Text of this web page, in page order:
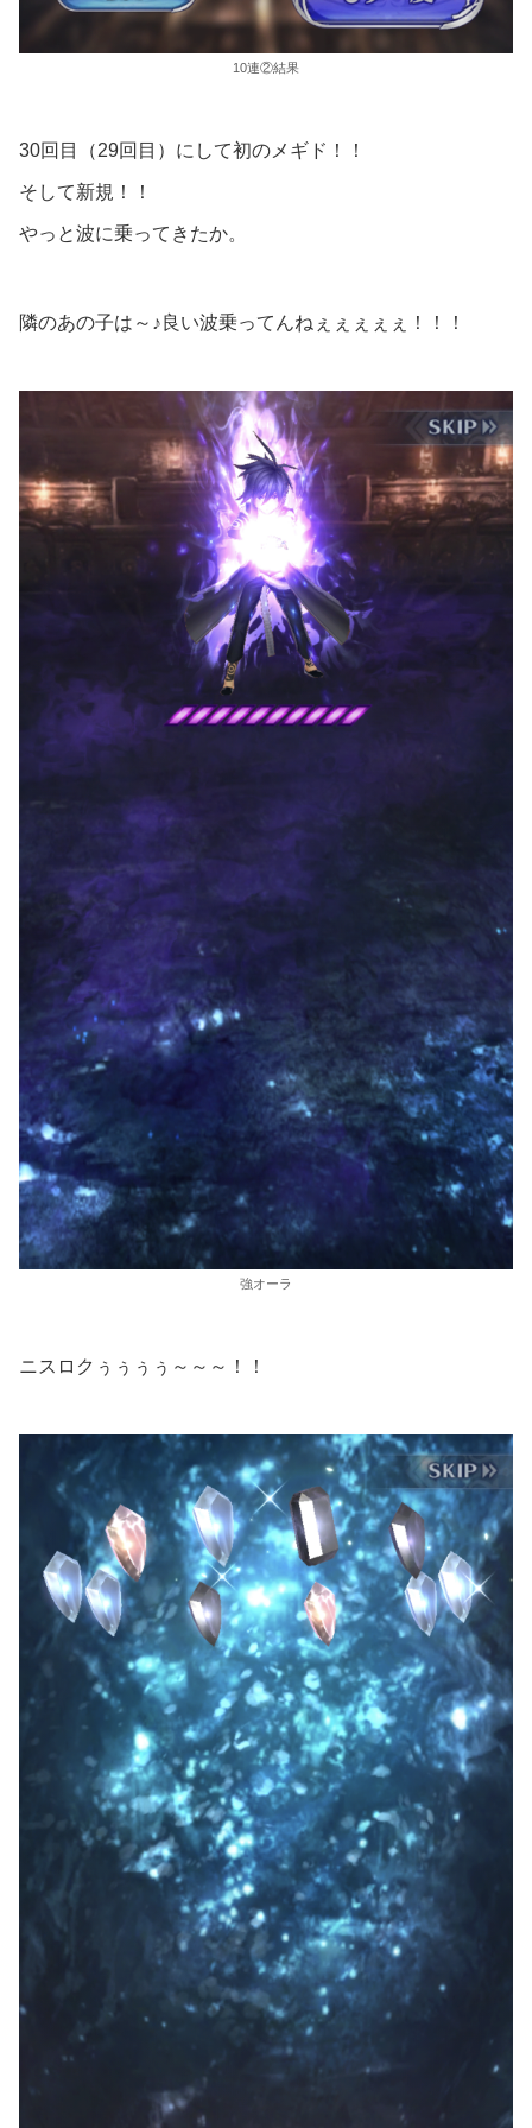
10連②結果
30回目（29回目）にして初のメギド！！
そして新規！！
やっと波に乗ってきたか。
隣のあの子は～♪良い波乗ってんねぇぇぇぇぇ！！！
強オーラ
ニスロクぅぅぅぅ～～～！！